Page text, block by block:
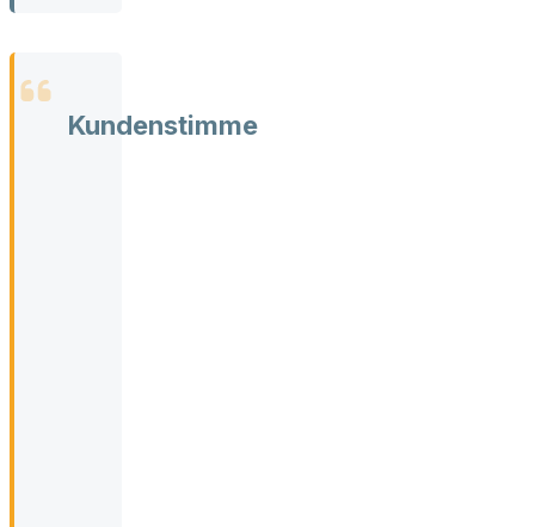
Kundenstimme